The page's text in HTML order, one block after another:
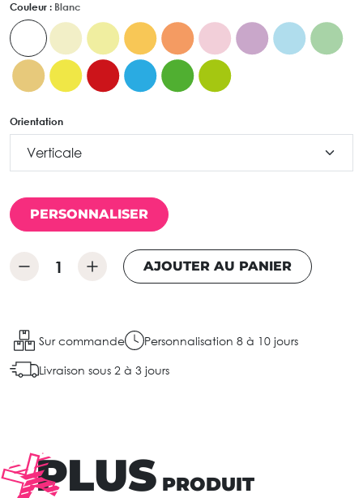
Couleur : Blanc
Orientation
PERSONNALISER
AJOUTER AU PANIER
Sur commande Personnalisation 8 à 10 jours
Livraison sous 2 à 3 jours
PLUS PRODUIT